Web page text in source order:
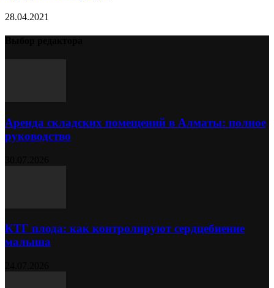
28.04.2021
Аренда складских помещений в Алматы: полное
руководство
КТГ плода: как контролируют сердцебиение
малыша